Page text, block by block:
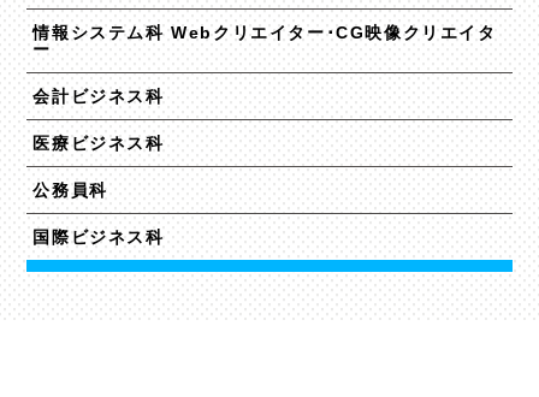
情報システム科 Webクリエイター･CG映像クリエイタ
ー
会計ビジネス科
医療ビジネス科
公務員科
国際ビジネス科